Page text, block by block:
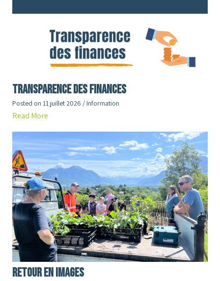
Transparence des finances
Posted on 11 juillet 2026 /Information
Read More
RETOUR en images